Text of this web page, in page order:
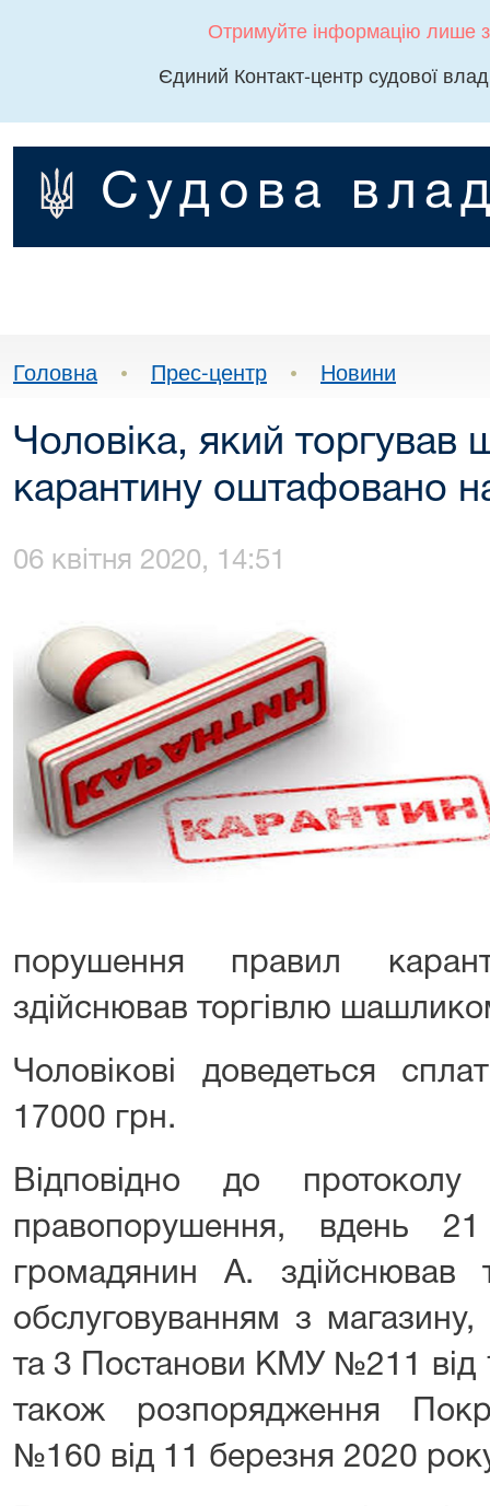
Отримуйте інформацію лише
Єдиний Контакт-центр судової
Судова
Головна • Прес-центр • Новини
Чоловіка, який торгував
карантину оштафовано
06 квітня 2020, 14:51
порушення правил
здійснював торгівлю
Чоловікові доведеться
17000 грн.
Відповідно до протоколу
правопорушення, вдень
громадянин А. здійснював
обслуговуванням з
та 3 Постанови КМУ №211 від
також розпорядження
№160 від 11 березня 2020